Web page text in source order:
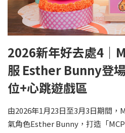
2026新年好去處4｜
服 Esther Bunny登場
位+心跳遊戲區
由2026年1月23日至3月3日期間，
氣角色Esther Bunny，打造「